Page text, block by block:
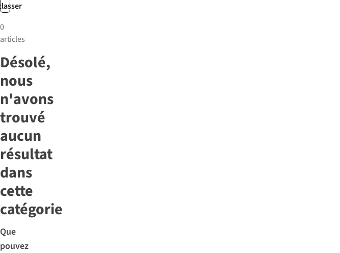
0
articles
Désolé,
nous
n'avons
trouvé
aucun
résultat
dans
cette
catégorie
Que
pouvez